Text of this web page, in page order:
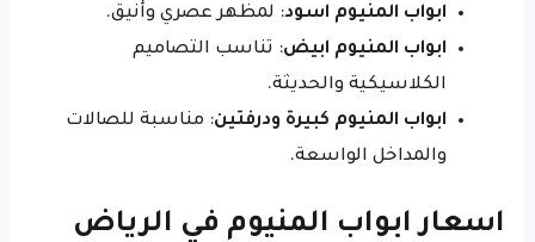
ابواب المنيوم اسود: لمظهر عصري وأنيق.
ابواب المنيوم ابيض: تناسب التصاميم
الكلاسيكية والحديثة.
ابواب المنيوم كبيرة ودرفتين: مناسبة للصالات
والمداخل الواسعة.
اسعار ابواب المنيوم في الرياض